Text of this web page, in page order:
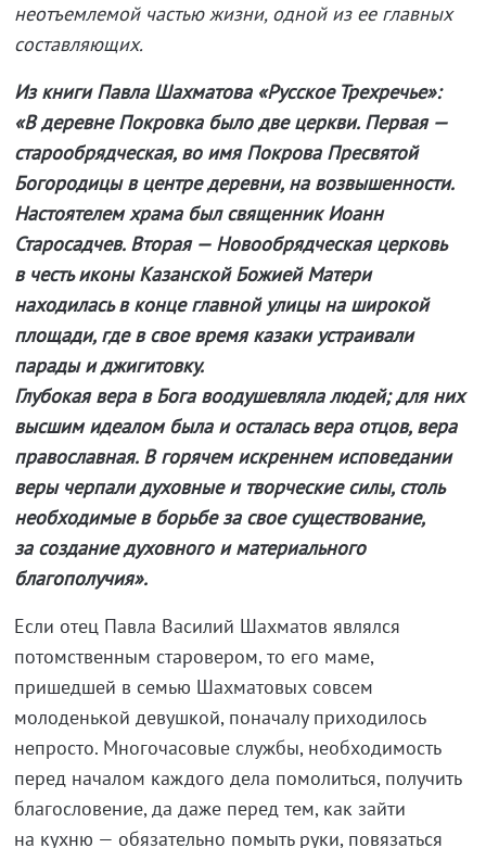
неотъемлемой частью жизни, одной из ее главных
составляющих.
Из книги Павла Шахматова «Русское Трехречье»:
«В деревне Покровка было две церкви. Первая —
старообрядческая, во имя Покрова Пресвятой
Богородицы в центре деревни, на возвышенности.
Настоятелем храма был священник Иоанн
Старосадчев. Вторая — Новообрядческая церковь
в честь иконы Казанской Божией Матери
находилась в конце главной улицы на широкой
площади, где в свое время казаки устраивали
парады и джигитовку.
Глубокая вера в Бога воодушевляла людей; для них
высшим идеалом была и осталась вера отцов, вера
православная. В горячем искреннем исповедании
веры черпали духовные и творческие силы, столь
необходимые в борьбе за свое существование,
за создание духовного и материального
благополучия».
Если отец Павла Василий Шахматов являлся
потомственным старовером, то его маме,
пришедшей в семью Шахматовых совсем
молоденькой девушкой, поначалу приходилось
непросто. Многочасовые службы, необходимость
перед началом каждого дела помолиться, получить
благословение, да даже перед тем, как зайти
на кухню — обязательно помыть руки, повязаться